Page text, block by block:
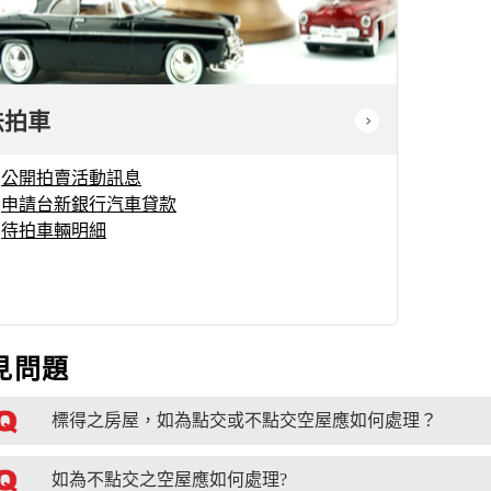
車
公開拍賣活動訊息
申請台新銀行汽車貸款
待拍車輛明細
問題
標得之房屋，如為點交或不點交空屋應如何處理？
如為不點交之空屋應如何處理?